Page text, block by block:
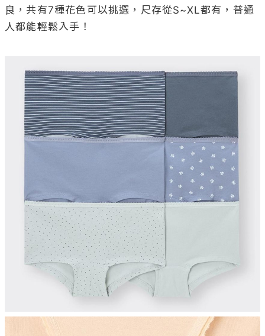
良，共有7種花色可以挑選，尺存從S~XL都有，普通
人都能輕鬆入手！